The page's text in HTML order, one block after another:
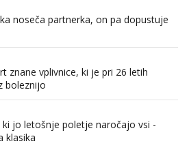
noseča partnerka, on pa dopustuje
znane vplivnice, ki je pri 26 letih
boleznijo
ki jo letošnje poletje naročajo vsi -
klasika